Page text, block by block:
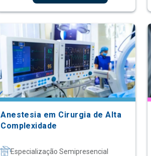
Anestesia em Cirurgia de Alta
Complexidade
Especialização Semipresencial